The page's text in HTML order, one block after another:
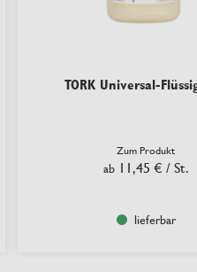
TORK Universal-
Zum Produkt
ab 11,45 € / St.
lieferbar